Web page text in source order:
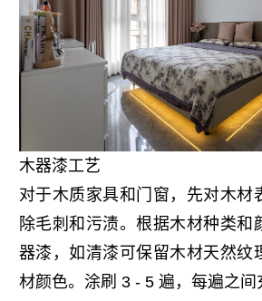
木器漆工艺
对于木质家具和门窗，先对木材
除毛刺和污渍。根据木材种类和
器漆，如清漆可保留木材天然纹
材颜色。涂刷 3 - 5 遍，每遍之间